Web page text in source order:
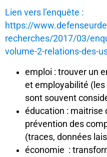
Lien vers l’enquête :
https://
recherches/2017/03/
volume-2-relations-des-
emploi : trouver un
et employabilité
sont souvent
éducation : maitrise
prévention des
(traces, données
économie :